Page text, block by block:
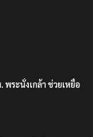
พระนั่งเกล้า ช่วยเหยื่อ